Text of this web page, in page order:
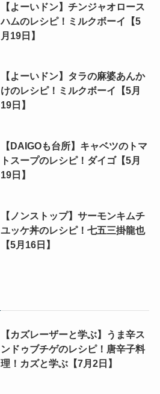
【よーいドン】チンジャオロース
ハムのレシピ！ミルクボーイ【5
月19日】
【よーいドン】タラの麻婆あんか
けのレシピ！ミルクボーイ【5月
19日】
【DAIGOも台所】キャベツのトマ
トスープのレシピ！ダイゴ【5月
19日】
【ノンストップ】サーモンキムチ
ユッケ丼のレシピ！七五三掛龍也
【5月16日】
【カズレーザーと学ぶ】うま辛ス
ンドゥブチゲのレシピ！唐辛子料
理！カズと学ぶ【7月2日】